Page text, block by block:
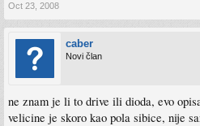
Oct 23, 2008
caber
Novi član
ne znam je li to drive ili dioda, evo
velicine je skoro kao pola sibice, nije